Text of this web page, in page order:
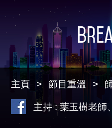
主頁 節目重溫
主持 : 葉玉樹老師